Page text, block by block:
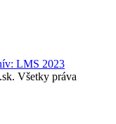
LMS 2023
Všetky práva